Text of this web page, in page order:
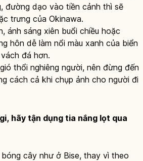
đường dạo vào tiền cảnh thì sẽ
trưng của Okinawa.
ánh sáng xiên buổi chiều hoặc
hôn dễ làm nổi màu xanh của biển
đá hơn.
thổi nghiêng người, nên đừng đến
cách cả khi chụp ảnh cho người đi
hãy tận dụng tia nắng lọt qua
cây như ở Bise, thay vì theo